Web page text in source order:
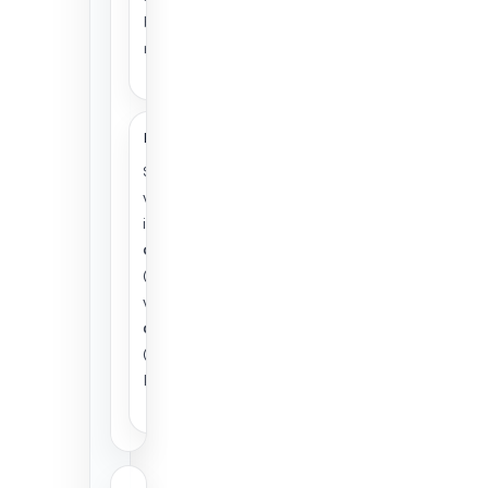
banknotų ar
monetų.
Kur ji „gyvena“?
Skaitmeninė
valiuta gali būti
išduodama
centrinio banko
(CBDC) arba
veikti
decentralizuotai
(pvz.,
kriptovaliutos).